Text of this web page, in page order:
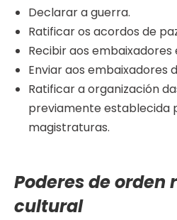
Declarar a guerra.
Ratificar os acordos de
Recibir aos embaixadores
Enviar aos embaixadores
Ratificar a organización
previamente establecida
magistraturas.
Poderes de orden
cultural